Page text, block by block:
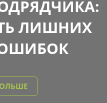
ЛИШНИХ
ОШИБОК